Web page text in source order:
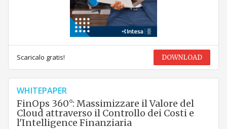
Scaricalo gratis! DOWNLOAD
WHITEPAPER
FinOps 360°: Massimizzare il Valore del
Cloud attraverso il Controllo dei Costi e
l'Intelligence Finanziaria